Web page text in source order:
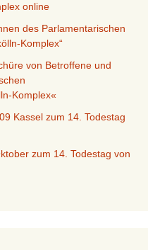
online
des Parlamentarischen
Komplex“
von Betroffene und
Komplex«
Kassel zum 14. Todestag
zum 14. Todestag von